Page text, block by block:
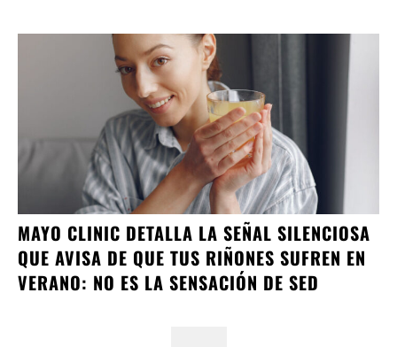
MAYO CLINIC DETALLA LA SEÑAL SILENCIOSA
QUE AVISA DE QUE TUS RIÑONES SUFREN EN
VERANO: NO ES LA SENSACIÓN DE SED